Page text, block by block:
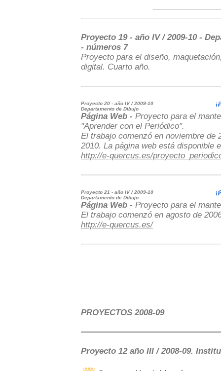
Proyecto 19 - año IV / 2009-10 -
- números 7
Proyecto para el diseño,
digital. Cuarto año.
Proyecto 20 - año IV / 2009-10
Departamento de Dibujo
Página Web - Proyecto para el
"Aprender con el Periódico".
El trabajo comenzó en noviembre de
2010. La página web está disponible
http://e-quercus.es/
Proyecto 21 - año IV / 2009-10
Departamento de Dibujo
Página Web - Proyecto para el
El trabajo comenzó en agosto de
http://e-quercus.es/
PROYECTOS 2008-09
Proyecto 12 año III / 2008-09.